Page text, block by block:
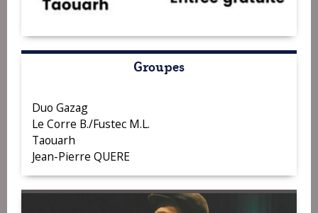
Groupes
Duo Gazag
Le Corre B./Fustec M.L.
Taouarh
Jean-Pierre QUERE